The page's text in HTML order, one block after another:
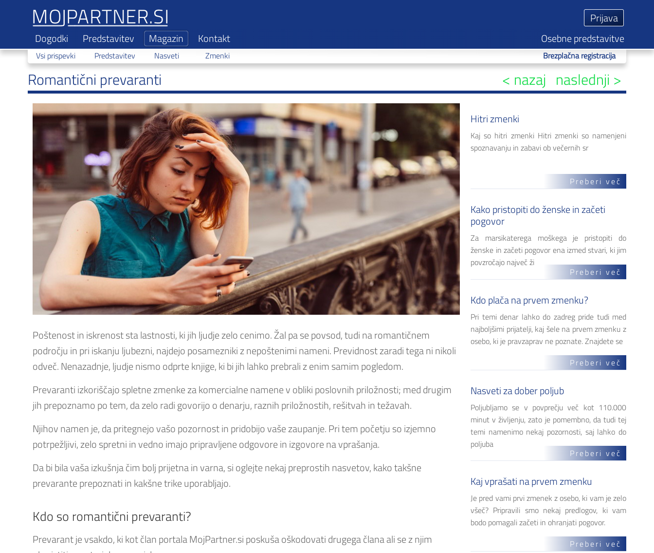
Dogodki Predstavitev Magazin
Vsi prispevki Predstavitev Nasveti Zmenki Brezplačna registracija
Kontakt Osebne predstavitve
Romantični prevaranti naslednji >
< nazaj
Poštenost in iskrenost sta lastnosti, ki jih ljudje zelo cenimo. Žal pa se povsod, tudi na romantičnem
področju in pri iskanju ljubezni, najdejo posamezniki z nepoštenimi nameni. Previdnost zaradi tega ni nikoli
odveč. Nenazadnje, ljudje nismo odprte knjige, ki bi jih lahko prebrali z enim samim pogledom.
Prevaranti izkoriščajo spletne zmenke za komercialne namene v obliki poslovnih priložnosti; med drugim
jih prepoznamo po tem, da zelo radi govorijo o denarju, raznih priložnostih, rešitvah in težavah.
Njihov namen je, da pritegnejo vašo pozornost in pridobijo vaše zaupanje. Pri tem početju so izjemno
potrpežljivi, zelo spretni in vedno imajo pripravljene odgovore in izgovore na vprašanja.
Da bi bila vaša izkušnja čim bolj prijetna in varna, si oglejte nekaj preprostih nasvetov, kako takšne
prevarante prepoznati in kakšne trike uporabljajo.
Kdo so romantični prevaranti?
Prevarant je vsakdo, ki kot član portala MojPartner.si poskuša oškodovati drugega člana ali se z njim
Hitri zmenki
Kaj so hitri zmenki Hitri zmenki so namenjeni
spoznavanju in zabavi ob večernih sr
Preberi več
Kako pristopiti do ženske in začeti
pogovor
Za marsikaterega moškega je pristopiti do
ženske in začeti pogovor ena izmed stvari, ki jim
povzročajo največ ži
Preberi več
Kdo plača na prvem zmenku?
Pri temi denar lahko do zadreg pride tudi med
najboljšimi prijatelji, kaj šele na prvem zmenku z
osebo, ki je pravzaprav ne poznate. Znajdete se
Preberi več
Nasveti za dober poljub
Poljubljamo se v povprečju več kot 110.000
minut v življenju, zato je pomembno, da tudi tej
temi namenimo nekaj pozornosti, saj lahko do
poljuba
Preberi več
Kaj vprašati na prvem zmenku
Je pred vami prvi zmenek z osebo, ki vam je zelo
všeč? Pripravili smo nekaj predlogov, ki vam
bodo pomagali začeti in ohranjati pogovor.
Preberi več